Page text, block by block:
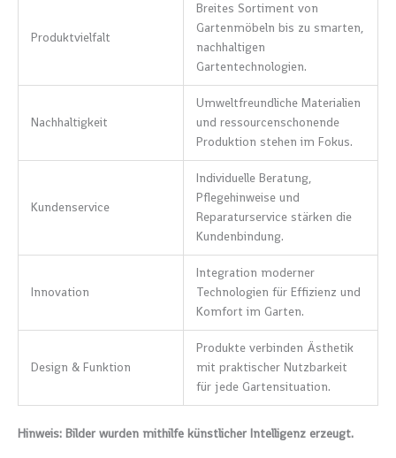
Produktvielfalt
Breites Sortiment von
Gartenmöbeln bis zu smarten,
nachhaltigen
Gartentechnologien.
Nachhaltigkeit
Umweltfreundliche Materialien
und ressourcenschonende
Produktion stehen im Fokus.
Kundenservice
Individuelle Beratung,
Pflegehinweise und
Reparaturservice stärken die
Kundenbindung.
Innovation
Integration moderner
Technologien für Effizienz und
Komfort im Garten.
Design & Funktion
Produkte verbinden Ästhetik
mit praktischer Nutzbarkeit
für jede Gartensituation.
Hinweis: Bilder wurden mithilfe künstlicher Intelligenz erzeugt.